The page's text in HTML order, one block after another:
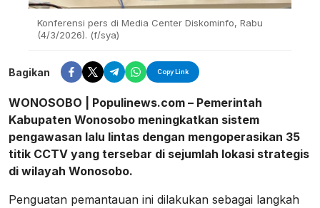
Konferensi pers di Media Center Diskominfo, Rabu
(4/3/2026). (f/sya)
Bagikan Copy Link
WONOSOBO | Populinews.com – Pemerintah
Kabupaten Wonosobo meningkatkan sistem
pengawasan lalu lintas dengan mengoperasikan 35
titik CCTV yang tersebar di sejumlah lokasi strategis
di wilayah Wonosobo.
Penguatan pemantauan ini dilakukan sebagai langkah